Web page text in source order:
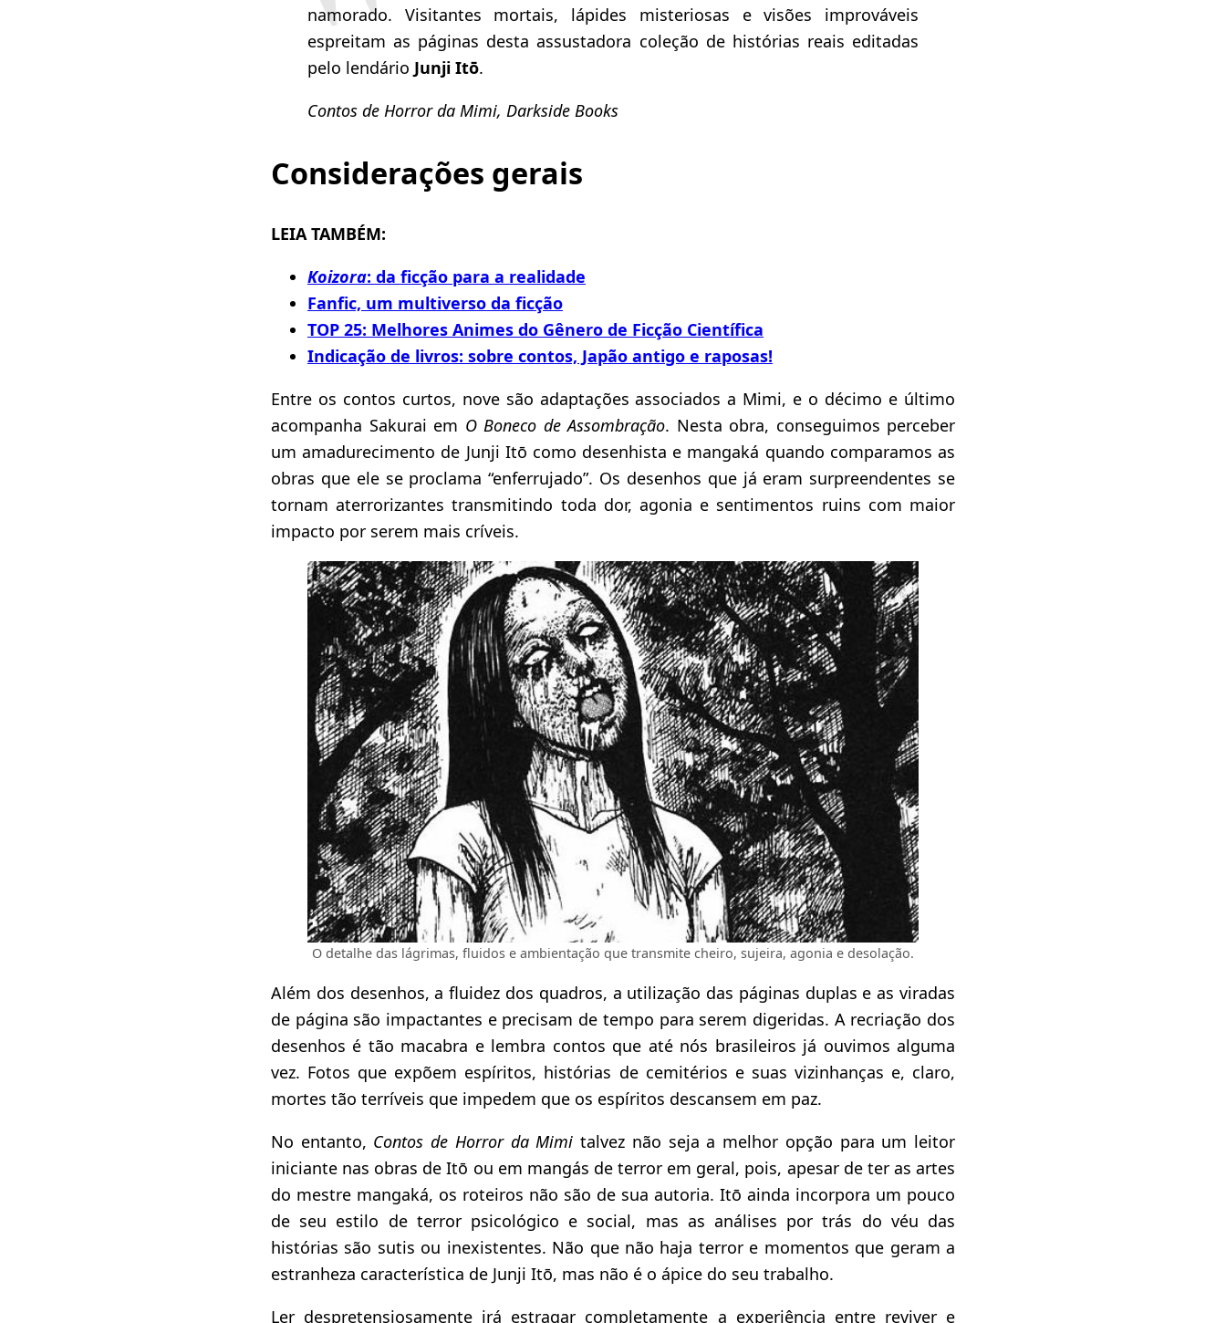
namorado. Visitantes mortais, lápides misteriosas e visões improváveis
espreitam as páginas desta assustadora coleção de histórias reais editadas
pelo lendário Junji Itō.
Contos de Horror da Mimi, Darkside Books
Considerações gerais
LEIA TAMBÉM:
Koizora: da ficção para a realidade
Fanfic, um multiverso da ficção
TOP 25: Melhores Animes do Gênero de Ficção Científica
Indicação de livros: sobre contos, Japão antigo e raposas!
Entre os contos curtos, nove são adaptações associados a Mimi, e o décimo e último
acompanha Sakurai em O Boneco de Assombração. Nesta obra, conseguimos perceber
um amadurecimento de Junji Itō como desenhista e mangaká quando comparamos as
obras que ele se proclama “enferrujado”. Os desenhos que já eram surpreendentes se
tornam aterrorizantes transmitindo toda dor, agonia e sentimentos ruins com maior
impacto por serem mais críveis.
O detalhe das lágrimas, fluidos e ambientação que transmite cheiro, sujeira, agonia e desolação.
Além dos desenhos, a fluidez dos quadros, a utilização das páginas duplas e as viradas
de página são impactantes e precisam de tempo para serem digeridas. A recriação dos
desenhos é tão macabra e lembra contos que até nós brasileiros já ouvimos alguma
vez. Fotos que expõem espíritos, histórias de cemitérios e suas vizinhanças e, claro,
mortes tão terríveis que impedem que os espíritos descansem em paz.
No entanto, Contos de Horror da Mimi talvez não seja a melhor opção para um leitor
iniciante nas obras de Itō ou em mangás de terror em geral, pois, apesar de ter as artes
do mestre mangaká, os roteiros não são de sua autoria. Itō ainda incorpora um pouco
de seu estilo de terror psicológico e social, mas as análises por trás do véu das
histórias são sutis ou inexistentes. Não que não haja terror e momentos que geram a
estranheza característica de Junji Itō, mas não é o ápice do seu trabalho.
Ler despretensiosamente irá estragar completamente a experiência entre reviver e